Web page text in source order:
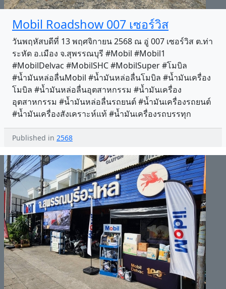
Mobil Roadshow 007 เซอร์วิส
วันพฤหัสบดีที่ 13 พฤศจิกายน 2568 ณ อู่ 007 เซอร์วิส ต.ท่า
ระหัด อ.เมือง จ.สุพรรณบุรี #Mobil #Mobil1
#MobilDelvac #MobilSHC #MobilSuper #โมบิล
#น้ำมันหล่อลื่นMobil #น้ำมันหล่อลื่นโมบิล #น้ำมันเครื่อง
โมบิล #น้ำมันหล่อลื่นอุตสาหกรรม #น้ำมันเครื่อง
อุตสาหกรรม #น้ำมันหล่อลื่นรถยนต์ #น้ำมันเครื่องรถยนต์
#น้ำมันเครื่องสังเคราะห์แท้ #น้ำมันเครื่องรถบรรทุก
Published in 2568